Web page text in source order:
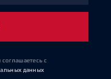
с
данных